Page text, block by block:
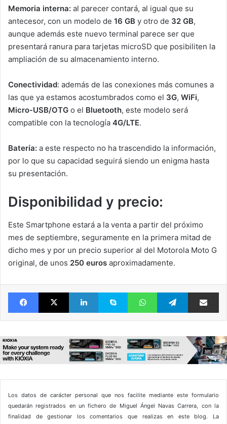
Memoria interna: al parecer contará, al igual que su
antecesor, con un modelo de 16 GB y otro de 32 GB,
aunque además este nuevo terminal parece ser que
presentará ranura para tarjetas microSD que posibiliten la
ampliación de su almacenamiento interno.
Conectividad: además de las conexiones más comunes a
las que ya estamos acostumbrados como el 3G, WiFi,
Micro-USB/OTG o el Bluetooth, este modelo será
compatible con la tecnología 4G/LTE.
Batería: a este respecto no ha trascendido la información,
por lo que su capacidad seguirá siendo un enigma hasta
su presentación.
Disponibilidad y precio:
Este Smartphone estará a la venta a partir del próximo
mes de septiembre, seguramente en la primera mitad de
dicho mes y por un precio superior al del Motorola Moto G
original, de unos 250 euros aproximadamente.
FacebookX LinkedIn Skype WhatsAppTelegram
Los datos de carácter personal que nos facilite mediante este formulario
quedarán registrados en un fichero de Miguel Ángel Navas Carrera, con la
finalidad de gestionar los comentarios que realizas en este blog. La